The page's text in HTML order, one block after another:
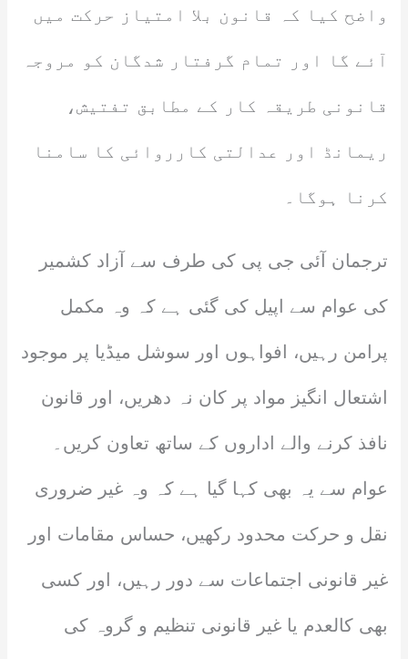
واضح کیا کہ قانون بلا امتیاز حرکت میں
آئے گا اور تمام گرفتار شدگان کو مروجہ
قانونی طریقہ کار کے مطابق تفتیش،
ریمانڈ اور عدالتی کارروائی کا سامنا
کرنا ہوگا۔
ترجمان آئی جی پی کی طرف سے آزاد کشمیر
کی عوام سے اپیل کی گئی ہے کہ وہ مکمل
پرامن رہیں، افواہوں اور سوشل میڈیا پر موجود
اشتعال انگیز مواد پر کان نہ دھریں، اور قانون
نافذ کرنے والے اداروں کے ساتھ تعاون کریں۔
عوام سے یہ بھی کہا گیا ہے کہ وہ غیر ضروری
نقل و حرکت محدود رکھیں، حساس مقامات اور
غیر قانونی اجتماعات سے دور رہیں، اور کسی
بھی کالعدم یا غیر قانونی تنظیم و گروہ کی